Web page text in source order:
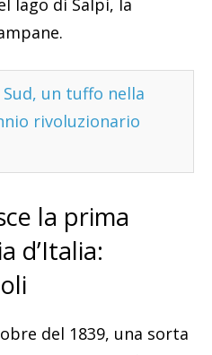
lago di Salpi, la
Sud, un tuffo nella
rivoluzionario
la prima
d’Italia:
del 1839, una sorta